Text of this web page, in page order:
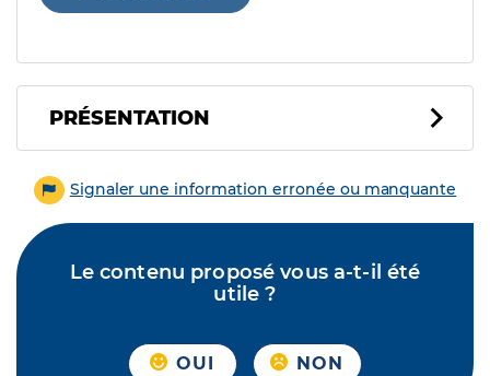
PRÉSENTATION
Signaler une information erronée ou manquante
Le contenu proposé vous a-t-il été
utile ?
OUI NON